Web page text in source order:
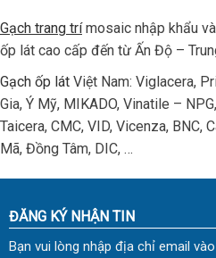
Gạch trang trímosaic nhập khẩu
ốp lát cao cấp đến từ Ấn Độ –
Gạch ốp lát Việt Nam: Viglacera,
Gia, Ý Mỹ, MIKADO, Vinatile –
Taicera, CMC, VID, Vicenza, BNC,
Mã, Đồng Tâm, DIC, …
ĐĂNG KÝ NHẬN TIN
Bạn vui lòng nhập địa chỉ email